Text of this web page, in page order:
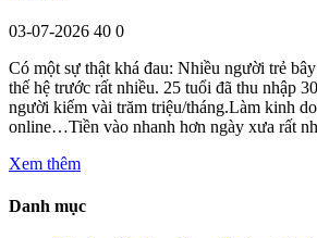
03-07-2026 40 0
Có một sự thật khá đau: Nhiều người trẻ
thế hệ trước rất nhiều. 25 tuổi đã thu nhập
người kiếm vài trăm triệu/tháng.Làm kinh
online…Tiền vào nhanh hơn ngày xưa rất
Xem thêm
Danh mục